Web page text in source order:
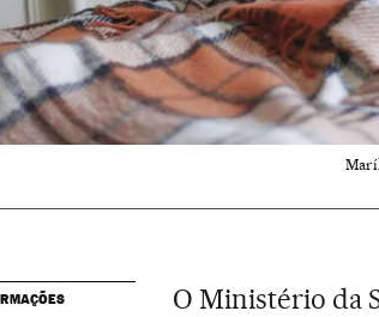
O Ministério da